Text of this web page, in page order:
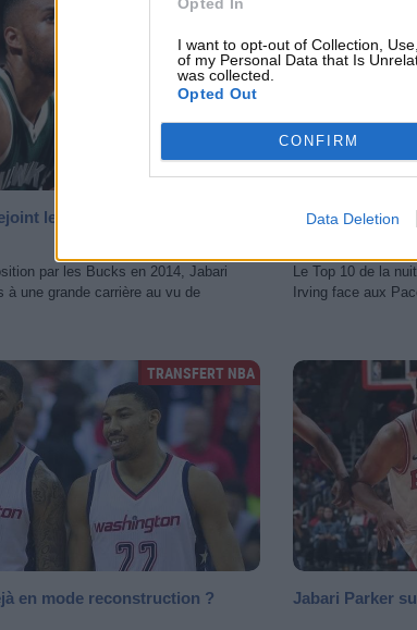
I want to opt-out of Collection,
of my Personal Data that Is
was collected.
Opted Out
CONFIRM
Data Deletion
les Hawks
par les Bucks en 2014, Jabari
à une grande carrière au vu de
Kyrie Irving
Le Top 10 de la
Irving face aux
TRANSFERT NBA
en mode reconstruction ? Jabari Parker